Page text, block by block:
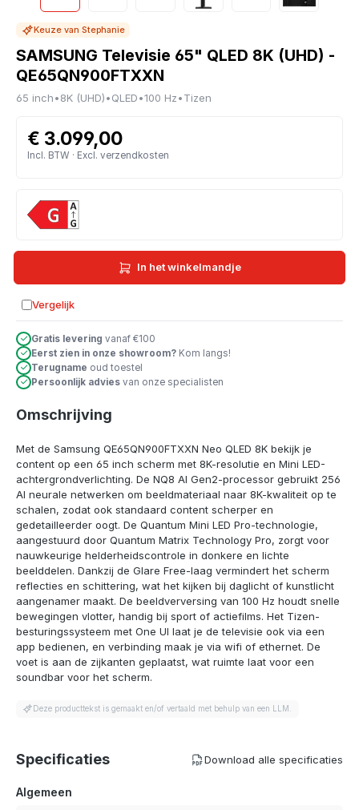
Keuze van Stephanie
SAMSUNG Televisie 65" QLED 8K (UHD) -
QE65QN900FTXXN
65 inch•8K (UHD)•QLED•100 Hz•Tizen
€ 3.099,00
Incl. BTW · Excl. verzendkosten
In het winkelmandje
Vergelijk
Toevoegen aan vergelijking
Gratis levering vanaf €100
Eerst zien in onze showroom? Kom langs!
Terugname oud toestel
Persoonlijk advies van onze specialisten
Omschrijving
Met de Samsung QE65QN900FTXXN Neo QLED 8K bekijk je
content op een 65 inch scherm met 8K-resolutie en Mini LED-
achtergrondverlichting. De NQ8 AI Gen2-processor gebruikt 256
AI neurale netwerken om beeldmateriaal naar 8K-kwaliteit op te
schalen, zodat ook standaard content scherper en
gedetailleerder oogt. De Quantum Mini LED Pro-technologie,
aangestuurd door Quantum Matrix Technology Pro, zorgt voor
nauwkeurige helderheidscontrole in donkere en lichte
beelddelen. Dankzij de Glare Free-laag vermindert het scherm
reflecties en schittering, wat het kijken bij daglicht of kunstlicht
aangenamer maakt. De beeldverversing van 100 Hz houdt snelle
bewegingen vlotter, handig bij sport of actiefilms. Het Tizen-
besturingssysteem met One UI laat je de televisie ook via een
app bedienen, en verbinding maak je via wifi of ethernet. De
voet is aan de zijkanten geplaatst, wat ruimte laat voor een
soundbar voor het scherm.
Deze producttekst is gemaakt en/of vertaald met behulp van een LLM.
Specificaties Download alle specificaties
Algemeen